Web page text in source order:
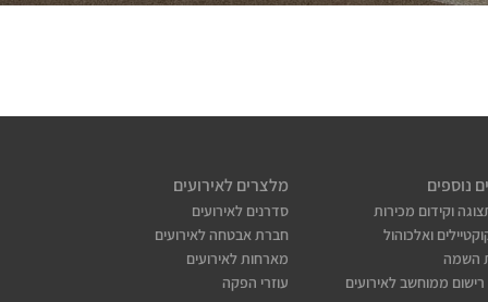
נוספים
וקידום מכירות
ואלכוהול
השמה
ממוחשב לאירועים
מלצרים לאירועים
סדרנים לאירועים
חברת אבטחה לאירועים
מארחות לאירועים
עוזרי הפקה